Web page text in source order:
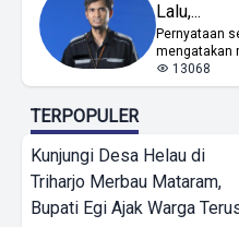
Lalu,...
Pernyataan
mengatakan
13068
TERPOPULER
Kunjungi Desa Helau di
Triharjo Merbau Mataram,
Bupati Egi Ajak Warga